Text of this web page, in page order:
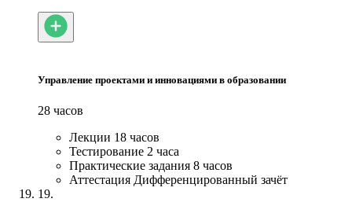
Управление проектами и инновациями в образовании
28 часов
Лекции 18 часов
Тестирование 2 часа
Практические задания 8 часов
Аттестация Дифференцированный зачёт
19.